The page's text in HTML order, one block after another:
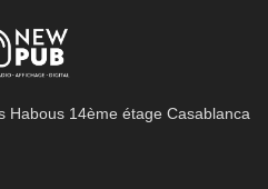
Habous 14ème étage Casablanca